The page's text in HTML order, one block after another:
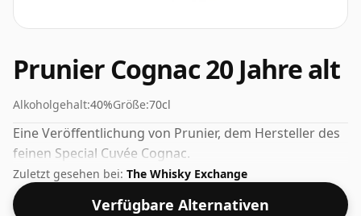
Prunier Cognac 20 Jahre alt
Alkoholgehalt:40%Größe:70cl
Eine Veröffentlichung von Prunier, dem Hersteller des
feinen Special Cuvée Cognac.
Zuletzt gesehen bei: The Whisky Exchange
Verfügbare Alternativen